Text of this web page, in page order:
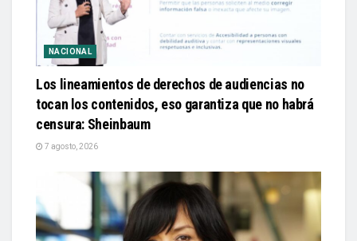
NACIONAL
Los lineamientos de derechos de audiencias no
tocan los contenidos, eso garantiza que no habrá
censura: Sheinbaum
7 agosto, 2026